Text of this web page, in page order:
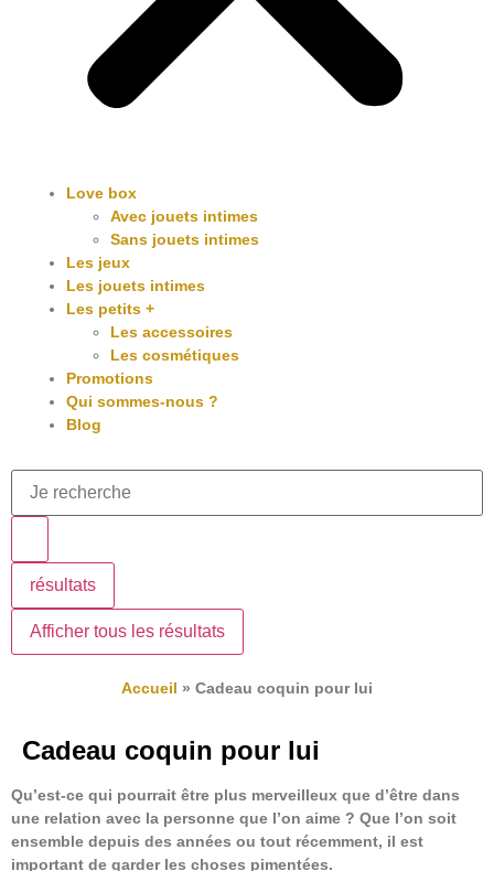
Love box
Avec jouets intimes
Sans jouets intimes
Les jeux
Les jouets intimes
Les petits +
Les accessoires
Les cosmétiques
Promotions
Qui sommes-nous ?
Blog
résultats
Afficher tous les résultats
Accueil » Cadeau coquin pour lui
Cadeau coquin pour lui
Qu’est-ce qui pourrait être plus merveilleux que d’être dans
une relation avec la personne que l’on aime ? Que l’on soit
ensemble depuis des années ou tout récemment, il est
important de garder les choses pimentées.